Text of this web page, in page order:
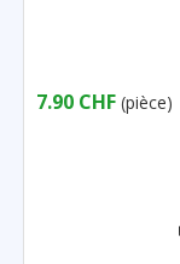
7.90 CHF (pièce)